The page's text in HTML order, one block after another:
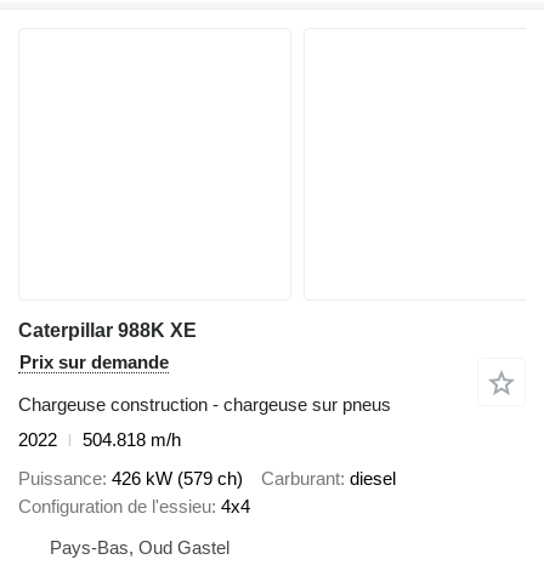
Caterpillar 988K XE
Prix sur demande
Chargeuse construction - chargeuse sur pneus
2022
504.818 m/h
Puissance 426 kW (579 ch) Carburant diesel
Configuration de l'essieu 4x4
Pays-Bas, Oud Gastel